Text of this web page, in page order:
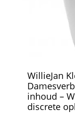
WillieJan
inhoud –
discrete